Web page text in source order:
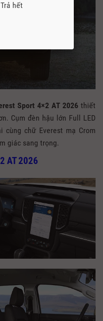
Sport 4×2 AT 2026 thiết
Cụm đèn hậu lớn Full LED
chữ Everest mạ Crom
giác sang trọng.
AT 2026
Trả hết